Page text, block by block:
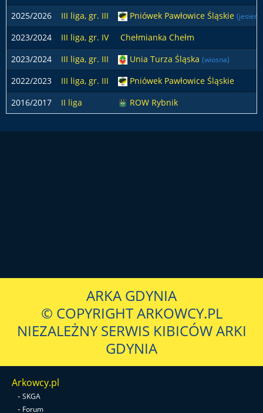
2025/2026
III liga, gr. III Pniówek Pawłowice Śląskie (jesień)
2023/2024 III liga, gr. IV
Chełmianka Chełm
2023/2024
III liga, gr. III Unia Turza Śląska (wiosna)
2022/2023 III liga, gr. III
Pniówek Pawłowice Śląskie
2016/2017
II liga ROW Rybnik
ARKA GDYNIA
© COPYRIGHT ARKOWCY.PL
NIEZALEŻNY SERWIS KIBICÓW ARKI
GDYNIA
Arkowcy.pl
- SKGA
- Forum